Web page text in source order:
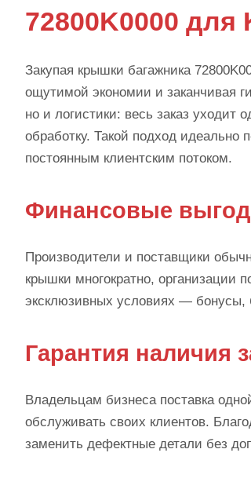
72800K0000 для
Закупая крышки багажника
ощутимой экономии и заканчивая
но и логистики: весь заказ
обработку. Такой подход идеально
постоянным клиентским потоком.
Финансовые
Производители и поставщики
крышки многократно, организации
эксклюзивных условиях — бонусы,
Гарантия наличия
Владельцам бизнеса поставка
обслуживать своих клиентов.
заменить дефектные детали без